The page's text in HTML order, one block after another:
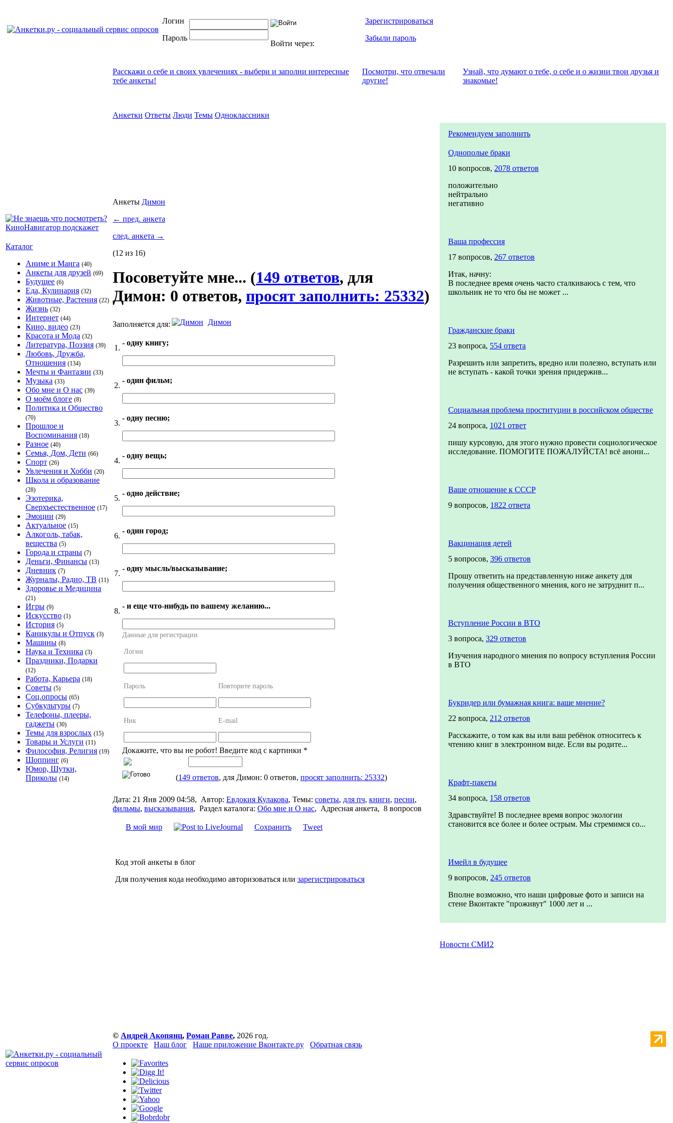
Логин
Пароль
Войти через:
Зарегистрироваться
Забыли пароль
Каталог
Аниме и Манга (40)
Анкеты для друзей (69)
Будущее (6)
Еда, Кулинария (32)
Животные, Растения (22)
Жизнь (32)
Интернет (44)
Кино, видео (23)
Красота и Мода (32)
Литература, Поэзия (39)
Любовь, Дружба,
Отношения (134)
Мечты и Фантазии (33)
Музыка (33)
Обо мне и О нас (39)
О моём блоге (8)
Политика и Общество
(70)
Прошлое и
Воспоминания (18)
Разное (40)
Семья, Дом, Дети (66)
Спорт (26)
Увлечения и Хобби (20)
Школа и образование
(28)
Эзотерика,
Сверхъестественное (17)
Эмоции (29)
Актуальное (15)
Алкоголь, табак,
вещества (5)
Города и страны (7)
Деньги, Финансы (13)
Дневник (7)
Журналы, Радио, ТВ (11)
Здоровье и Медицина
(21)
Игры (9)
Искусство (1)
История (5)
Каникулы и Отпуск (3)
Машины (8)
Наука и Техника (3)
Праздники, Подарки
(12)
Работа, Карьера (18)
Советы (5)
Соц.опросы (65)
Субкультуры (7)
Телефоны, плееры,
гаджеты (30)
Темы для взрослых (15)
Товары и Услуги (11)
Философия, Религия (19)
Шоппинг (6)
Юмор, Шутки,
Приколы (14)
Расскажи о себе и своих увлечениях - выбери и заполни интересные
тебе анкеты!
Посмотри, что отвeчали
другие!
Узнай, что думают о тебе, о себе и о жизни твои друзья и
знакомые!
Анкетки Ответы Люди Темы Одноклассники
Анкеты Димон
← пред. анкета
след. анкета →
(12 из 16)
Посоветуйте мне... (149 ответов, для
Димон: 0 ответов, просят заполнить: 25332)
Заполняется для: Димон
1.
- одну книгу;
2.
- один фильм;
3.
- одну песню;
4.
- одну вещь;
5.
- одно действие;
6.
- один город;
7.
- одну мысль/высказывание;
8.
- и еще что-нибудь по вашему желанию...
Данные для регистрации
Логин
Пароль Повторите пароль
Ник E-mail
Докажите, что вы не робот! Введите код с картинки *
(149 ответов, для Димон: 0 ответов, просят заполнить: 25332)
Дата: 21 Янв 2009 04:58, Автор: Евдокия Кулакова, Темы: советы, для пч, книги, песни,
фильмы, высказывания, Раздел каталога: Обо мне и О нас, Адресная анкета, 8 вопросов
В мой мир Сохранить Tweet
Код этой анкеты в блог
Для получения кода необходимо авторизоваться или зарегистрироваться
Рекомендуем заполнить
Однополые браки
10 вопросов, 2078 ответов
положительно
нейтрально
негативно
Ваша профессия
17 вопросов, 267 ответов
Итак, начну:
В последнее время очень часто сталкиваюсь с тем, что
школьник не то что бы не может ...
Гражданские браки
23 вопроса, 554 ответа
Разрешить или запретить, вредно или полезно, вступать или
не вступать - какой точки зрения придержив...
Социальная проблема проституции в российском обществе
24 вопроса, 1021 ответ
пишу курсовую, для этого нужно провести социологическое
исследование. ПОМОГИТЕ ПОЖАЛУЙСТА! всё анони...
Ваше отношение к СССР
9 вопросов, 1822 ответа
Вакцинация детей
5 вопросов, 396 ответов
Прошу ответить на представленную ниже анкету для
получения общественного мнения, кого не затруднит п...
Вступление России в ВТО
3 вопроса, 329 ответов
Изучения народного мнения по вопросу вступления России
в ВТО
Букридер или бумажная книга: ваше мнение?
22 вопроса, 212 ответов
Расскажите, о том как вы или ваш ребёнок относитесь к
чтению книг в электронном виде. Если вы родите...
Крафт-пакеты
34 вопроса, 158 ответов
Здравствуйте! В последнее время вопрос экологии
становится все более и более острым. Мы стремимся со...
Имейл в будущее
9 вопросов, 245 ответов
Вполне возможно, что наши цифровые фото и записи на
стене Вконтакте "проживут" 1000 лет и ...
Новости СМИ2
© Андрей Акопянц, Роман Равве, 2026 год.
О проекте
Наш блог Наше приложение Вконтакте.ру Обратная связь